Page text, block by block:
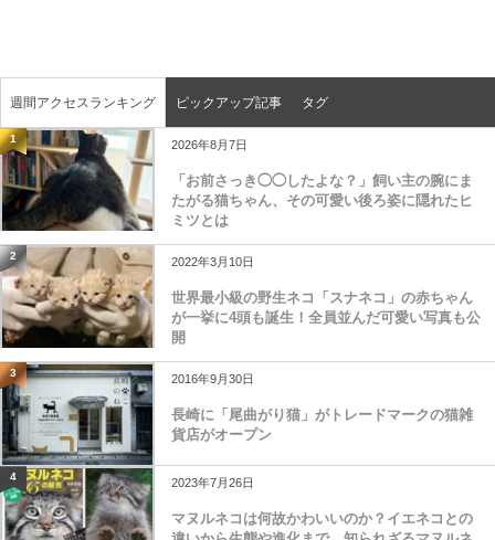
週間アクセスランキング ピックアップ記事 タグ
1 2026年8月7日
「お前さっき◯◯したよな？」飼い主の腕にま
たがる猫ちゃん、その可愛い後ろ姿に隠れたヒ
ミツとは
2 2022年3月10日
世界最小級の野生ネコ「スナネコ」の赤ちゃん
が一挙に4頭も誕生！全員並んだ可愛い写真も公
開
3 2016年9月30日
長崎に「尾曲がり猫」がトレードマークの猫雑
貨店がオープン
4 2023年7月26日
マヌルネコは何故かわいいのか？イエネコとの